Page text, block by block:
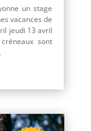
un stage
vacances de
jeudi 13 avril
sont